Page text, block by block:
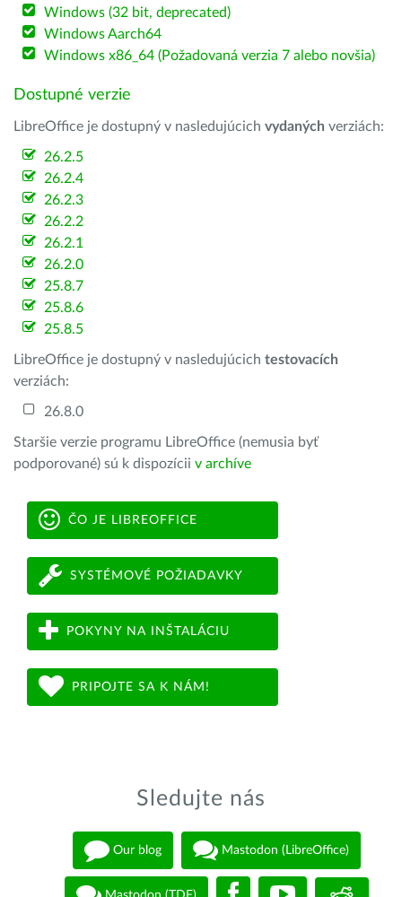
Windows (32 bit, deprecated)
Windows Aarch64
Windows x86_64 (Požadovaná verzia 7 alebo novšia)
Dostupné verzie
LibreOffice je dostupný v nasledujúcich vydaných verziách:
26.2.5
26.2.4
26.2.3
26.2.2
26.2.1
26.2.0
25.8.7
25.8.6
25.8.5
LibreOffice je dostupný v nasledujúcich testovacích
verziách:
26.8.0
Staršie verzie programu LibreOffice (nemusia byť
podporované) sú k dispozícii v archíve
ČO JE LIBREOFFICE
SYSTÉMOVÉ POŽIADAVKY
POKYNY NA INŠTALÁCIU
PRIPOJTE SA K NÁM!
Sledujte nás
Our blog Mastodon (LibreOffice)